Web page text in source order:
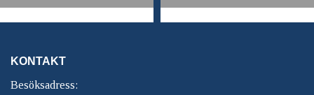
KONTAKT
Besöksadress: